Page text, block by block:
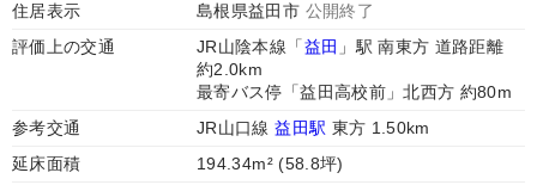
住居表示
島根県益田市 公開終了
評価上の交通
JR山陰本線「益田 」駅 南東方 道路距離
約2.0km
最寄バス停「益田高校前」北西方 約80m
参考交通
JR山口線益田駅 東方 1.50km
延床面積
194.34m² (58.8坪)